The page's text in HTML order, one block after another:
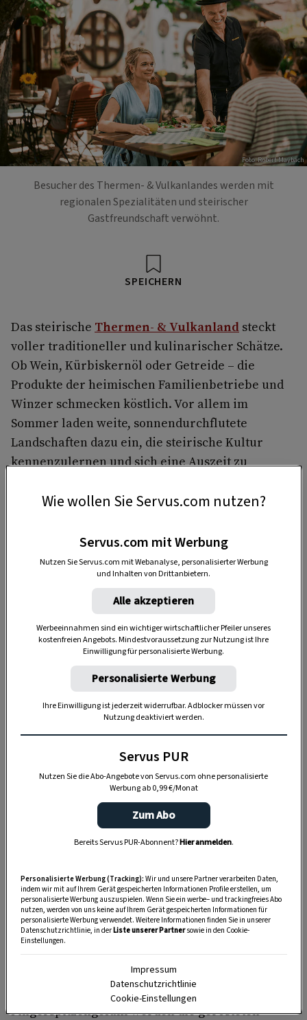
Foto: Robert Maybach
Besucher des Thermen- & Vulkanlandes werden mit
regionalen Spezialitäten und steirischer
Gastfreundschaft verwöhnt.
SPEICHERN
Das steirische Thermen- & Vulkanland steckt
voller traditioneller und kulinarischer Schätze.
Ob Wein, Kürbiskernöl oder Getreide – die
Produkte der heimischen Familienbetriebe und
Winzer schmecken köstlich. Vor allem im
Sommer laden weite, sonnendurchflutete
Landschaften dazu ein, die steirische Kultur
kennenzulernen und sich eine Auszeit zu
Ruhe Bad Gleichenberg, Rogner Bad Blumau,
Thermenresort Loipersdorf, Parktherme Bad
Radkersburg oder H2O-Hotel-Therme-Resort.
Jeder Tropfen Thermalwasser oder
Kürbiskernöl, jeder Hügel, jedes Feld erzählt
dabei seine eigene Geschichte und offenbart die
Essenz steirischer Lebenskultur.
Vom Feld in die Flasche
Zwischen sanften Hügeln und im mediterranen
Klima entsteht ein ganz besonderes Produkt, das
auch „grünes Gold“ genannt wird: das steirische
Kürbiskernöl. Kein Wunder, denn der steirische
Ölkürbis liebt die Sonne und nirgendwo wird dies
deutlicher als auf den Feldern des
Familienbetriebs Weinhandl. Seit Jahrzehnten
unverwechselbare kulinarische Identität.
Um das nussige Kürbiskernöl herzustellen,
werden die schalenlosen Kürbiskerne sorgfältig
gemahlen, anschließend mit Wasser und Salz
vermengt und schonend in einer mit Holz
befeuerten Pfanne erwärmt. Mit viel
Fingerspitzengefühl werden die gerösteten
Wie wollen Sie Servus.com nutzen?
Servus.com mit Werbung
Nutzen Sie Servus.com mit Webanalyse, personalisierter Werbung
und Inhalten von Drittanbietern.
Alle akzeptieren
Werbeeinnahmen sind ein wichtiger wirtschaftlicher Pfeiler unseres
kostenfreien Angebots. Mindestvoraussetzung zur Nutzung ist Ihre
Einwilligung für personalisierte Werbung.
Personalisierte Werbung
Ihre Einwilligung ist jederzeit widerrufbar. Adblocker müssen vor
Nutzung deaktiviert werden.
Servus PUR
Nutzen Sie die Abo-Angebote von Servus.com ohne personalisierte
Werbung ab 0,99 €/Monat
Zum Abo
Bereits Servus PUR-Abonnent?Hier anmelden.
Personalisierte Werbung (Tracking): Wir und unsere Partner verarbeiten Daten,
indem wir mit auf Ihrem Gerät gespeicherten Informationen Profile erstellen, um
personalisierte Werbung auszuspielen. Wenn Sie ein werbe– und trackingfreies Abo
nutzen, werden von uns keine auf Ihrem Gerät gespeicherten Informationen für
personalisierte Werbung verwendet. Weitere Informationen finden Sie in unserer
Datenschutzrichtlinie, in derListe unserer Partnersowie in den Cookie-
Einstellungen.
Impressum
Datenschutzrichtlinie
Cookie-Einstellungen